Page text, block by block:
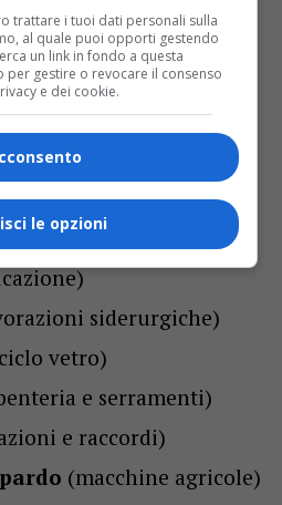
design)
integrata)
(packaging
per manto erboso)
materiali)
e Vittorio
siderurgiche)
vetro)
e serramenti)
e raccordi)
(macchine agricole)
trattare i tuoi dati personali sulla
al quale puoi opporti gestendo
un link in fondo a questa
per gestire o revocare il consenso
e dei cookie.
le opzioni